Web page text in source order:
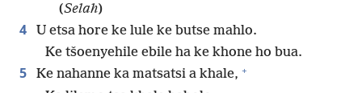
(Selah)
4
U etsa hore ke lule ke butse mahlo.
Ke tšoenyehile ebile ha ke khone ho bua.
5 Ke nahanne ka matsatsi a khale, +